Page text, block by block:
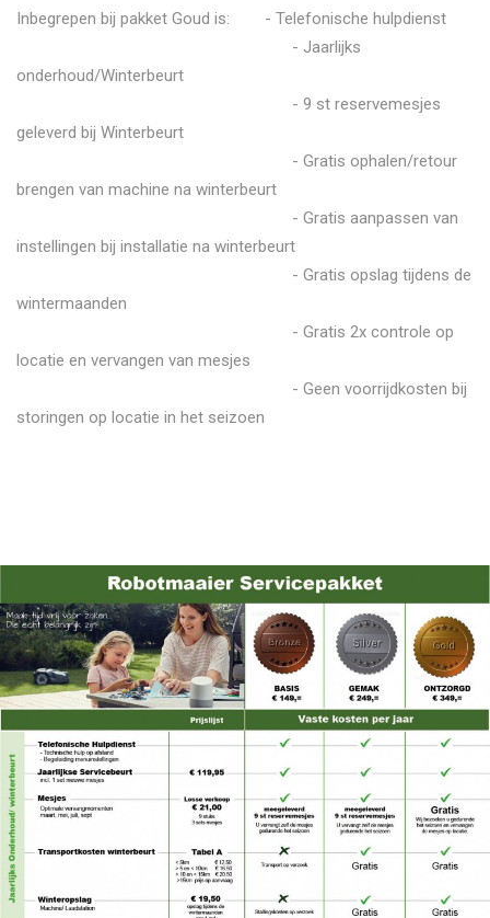
Inbegrepen bij pakket Goud is: - Telefonische hulpdienst
- Jaarlijks
onderhoud/Winterbeurt
- 9 st reservemesjes
geleverd bij Winterbeurt
- Gratis ophalen/retour
brengen van machine na winterbeurt
- Gratis aanpassen van
instellingen bij installatie na winterbeurt
- Gratis opslag tijdens de
wintermaanden
- Gratis 2x controle op
locatie en vervangen van mesjes
- Geen voorrijdkosten bij
storingen op locatie in het seizoen